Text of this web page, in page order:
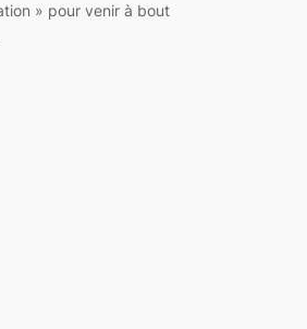
» pour venir à bout